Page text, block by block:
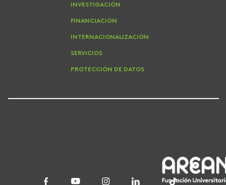
INVESTIGACIÓN
FINANCIACIÓN
INTERNACIONALIZACIÓN
SERVICIOS
PROTECCIÓN DE DATOS